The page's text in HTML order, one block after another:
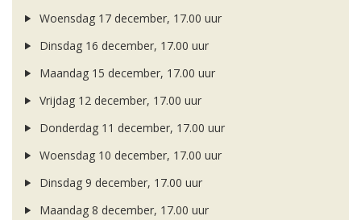
Woensdag 17 december, 17.00 uur
Dinsdag 16 december, 17.00 uur
Maandag 15 december, 17.00 uur
Vrijdag 12 december, 17.00 uur
Donderdag 11 december, 17.00 uur
Woensdag 10 december, 17.00 uur
Dinsdag 9 december, 17.00 uur
Maandag 8 december, 17.00 uur